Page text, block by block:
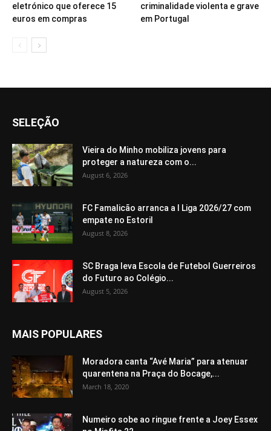
eletrónico que oferece 15
euros em compras
criminalidade violenta e grave
em Portugal
SELEÇÃO
Vieira do Minho mobiliza jovens para
proteger a natureza com o...
August 6, 2026
FC Famalicão arranca a I Liga 2026/27 com
empate no Estoril
August 8, 2026
SC Braga leva Escola de Futebol Guerreiros
do Futuro ao Colégio...
August 5, 2026
MAIS POPULARES
Moradora canta “Avé Maria” para atenuar
quarentena na Praça do Bocage,...
March 18, 2020
Numeiro sobe ao ringue frente a Joey Essex